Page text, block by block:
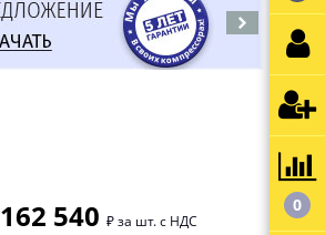
162 540 ₽ за шт. с НДС
0